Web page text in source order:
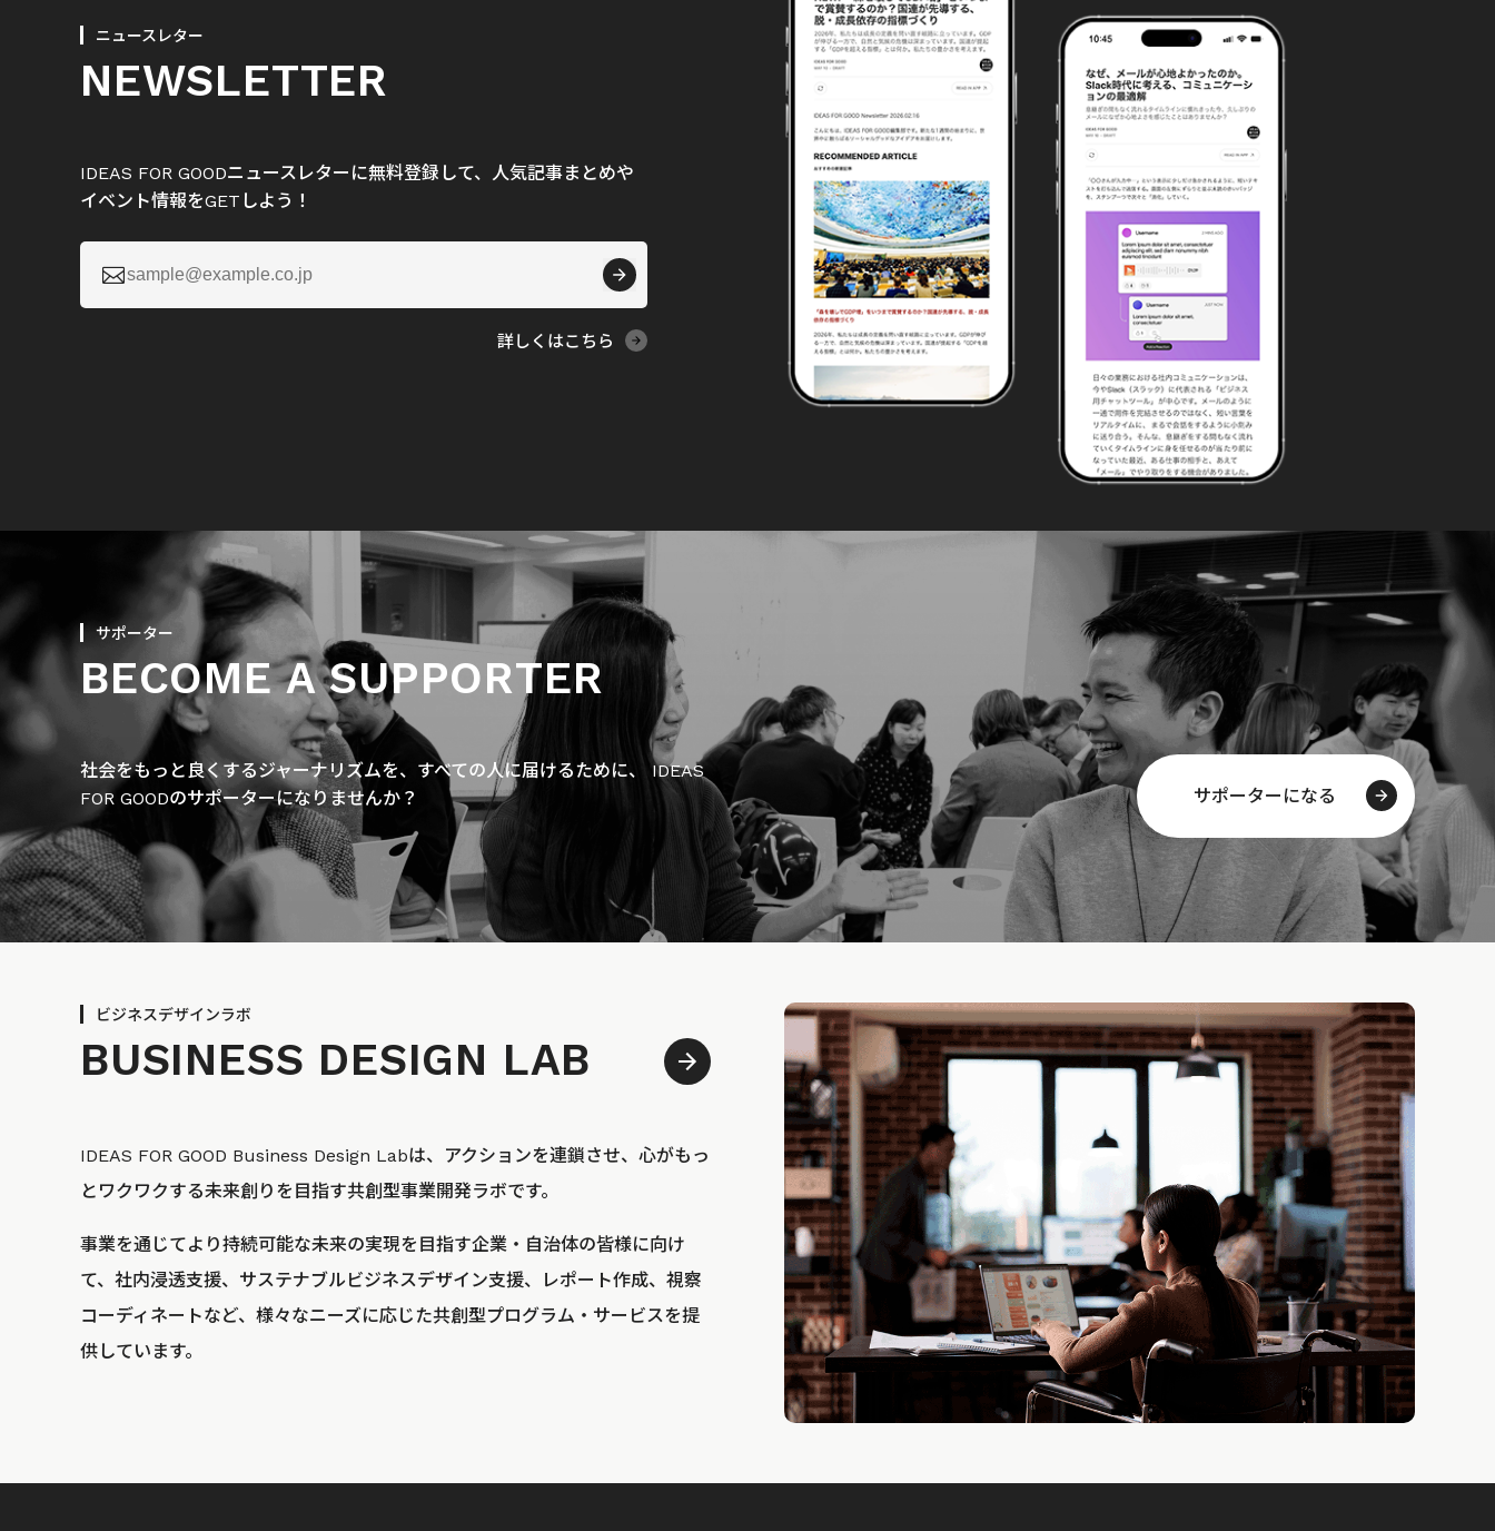
ニュースレター
NEWSLETTER
IDEAS FOR GOODニュースレターに無料登録して、人気記事まとめや
イベント情報をGETしよう！

詳しくはこちら
サポーター
BECOME A SUPPORTER
社会をもっと良くするジャーナリズムを、すべての人に届けるために、 IDEAS
FOR GOODのサポーターになりませんか？
サポーターになる
ビジネスデザインラボ
BUSINESS DESIGN LAB
IDEAS FOR GOOD Business Design Labは、アクションを連鎖させ、心がもっ
とワクワクする未来創りを目指す共創型事業開発ラボです。
事業を通じてより持続可能な未来の実現を目指す企業・自治体の皆様に向け
て、社内浸透支援、サステナブルビジネスデザイン支援、レポート作成、視察
コーディネートなど、様々なニーズに応じた共創型プログラム・サービスを提
供しています。